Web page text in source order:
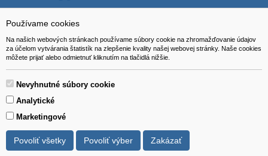
Používame cookies
Na našich webových stránkach používame súbory cookie na zhromažďovanie údajov
za účelom vytvárania štatistík na zlepšenie kvality našej webovej stránky. Naše cookies
môžete prijať alebo odmietnuť kliknutím na tlačidlá nižšie.
Nevyhnutné súbory cookie
Analytické
Marketingové
Povoliť všetky Povoliť výber Zakázať
ADRESA
VEST - tech s.r.o.
Hviezdoslavova 280/6, 965 01 Žiar nad Hronom
Slovakia (Slovak Republic)
Všetky ceny sú uvádzané vrátane DPH.